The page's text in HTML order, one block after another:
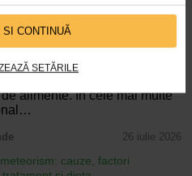
CONTINUĂ
SETĂRILE
plin: cand indica o afectiune si
digestiv
au experimentat macar o data
o senzatie de prea plin, chiar si
alimente. In cele mai multe
26 iulie 2026
cauze, factori